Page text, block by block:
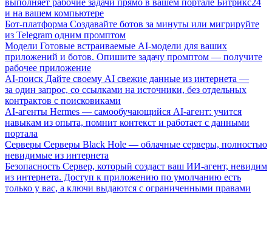
выполняет рабочие задачи прямо в вашем портале Битрикс24
и на вашем компьютере
Бот-платформа Создавайте ботов за минуты или мигрируйте
из Telegram одним промптом
Модели Готовые встраиваемые AI-модели для ваших
приложений и ботов. Опишите задачу промптом — получите
рабочее приложение
AI-поиск Дайте своему AI свежие данные из интернета —
за один запрос, со ссылками на источники, без отдельных
контрактов с поисковиками
AI-агенты Hermes — самообучающийся AI-агент: учится
навыкам из опыта, помнит контекст и работает с данными
портала
Серверы Серверы Black Hole — облачные серверы, полностью
невидимые из интернета
Безопасность Сервер, который создаст ваш ИИ-агент, невидим
из интернета. Доступ к приложению по умолчанию есть
только у вас, а ключи выдаются с ограниченными правами